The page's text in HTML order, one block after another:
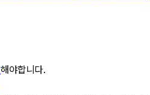
해야합니다.